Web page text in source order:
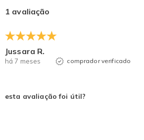
1 avaliação
Jussara R.
há 7 meses comprador verificado
esta avaliação foi útil?